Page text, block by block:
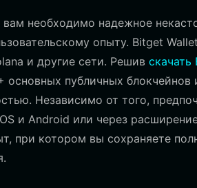
необходимо надежное
опыту. Bitget
и другие сети. Решив скачать
публичных
Независимо от того,
и Android или через
при котором вы сохраняете